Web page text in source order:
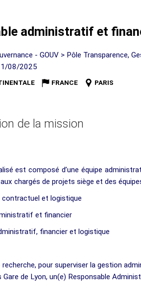
administratif et
- GOUV > Pôle Transparence,
08/2025
FRANCE PARIS
de la mission
est composé d’une équipe
aux chargés de projets siège et des
contractuel et logistique
et financier
financier et logistique
recherche, pour superviser la gestion
Gare de Lyon, un(e) Responsable